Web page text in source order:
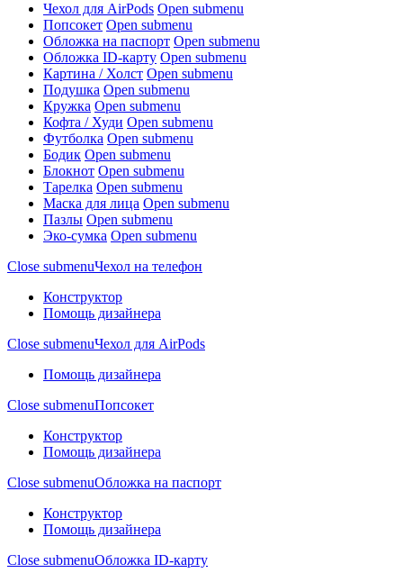
Чехол для AirPods Open submenu
Попсокет Open submenu
Обложка на паспорт Open submenu
Обложка ID-карту Open submenu
Картина / Холст Open submenu
Подушка Open submenu
Кружка Open submenu
Кофта / Худи Open submenu
Футболка Open submenu
Бодик Open submenu
Блокнот Open submenu
Тарелка Open submenu
Маска для лица Open submenu
Пазлы Open submenu
Эко-сумка Open submenu
Close submenuЧехол на телефон
Конструктор
Помощь дизайнера
Close submenuЧехол для AirPods
Помощь дизайнера
Close submenuПопсокет
Конструктор
Помощь дизайнера
Close submenuОбложка на паспорт
Конструктор
Помощь дизайнера
Close submenuОбложка ID-карту